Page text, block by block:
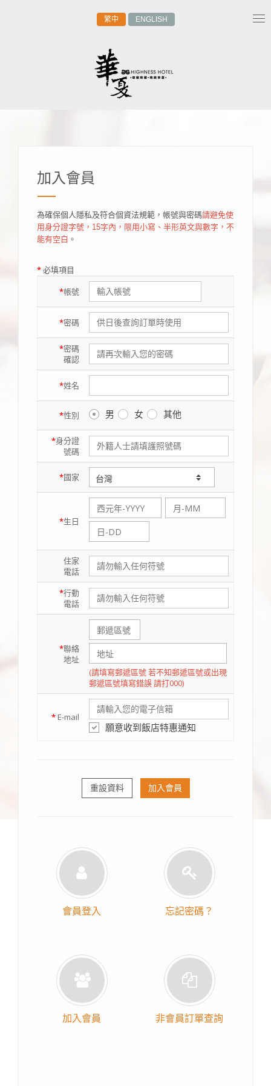
繁中 ENGLISH
加入會員
為確保個人隱私及符合個資法規範，帳號與密碼請避免使
用身分證字號，15字內，限用小寫、半形英文與數字，不
能有空白 。
*必填項目
*帳號
*密碼
*密碼
確認
*姓名
*性別 男 女 其他
*身分證
號碼
*國家
*生日
住家
電話
*行動
電話
*聯絡
地址
(請填寫郵遞區號 若不知郵遞區號或出現
郵遞區號填寫錯誤 請打000)
* E-mail
願意收到飯店特惠通知
重設資料 加入會員
會員登入 忘記密碼？
加入會員 非會員訂單查詢